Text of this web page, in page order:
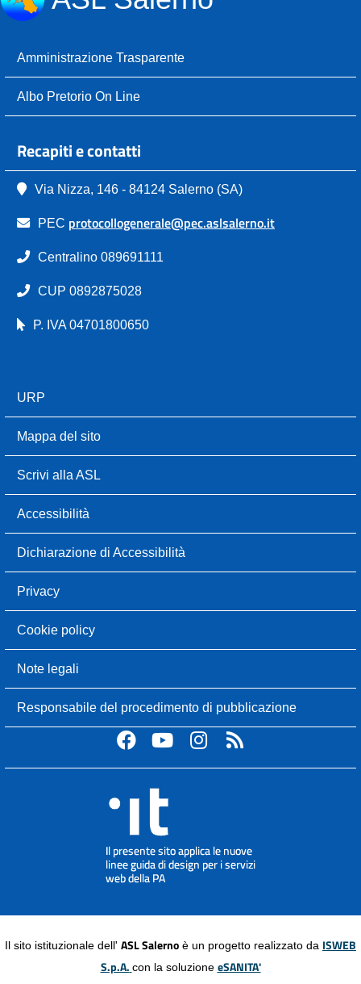
Amministrazione Trasparente
Albo Pretorio On Line
Recapiti e contatti
Via Nizza, 146 - 84124 Salerno (SA)
PEC protocollogenerale@pec.aslsalerno.it
Centralino 089691111
CUP 0892875028
P. IVA 04701800650
URP
Mappa del sito
Scrivi alla ASL
Accessibilità
Dichiarazione di Accessibilità
Privacy
Cookie policy
Note legali
Responsabile del procedimento di pubblicazione
Il sito istituzionale dell' ASL Salerno è un progetto realizzato da ISWEB
S.p.A. con la soluzione eSANITA'